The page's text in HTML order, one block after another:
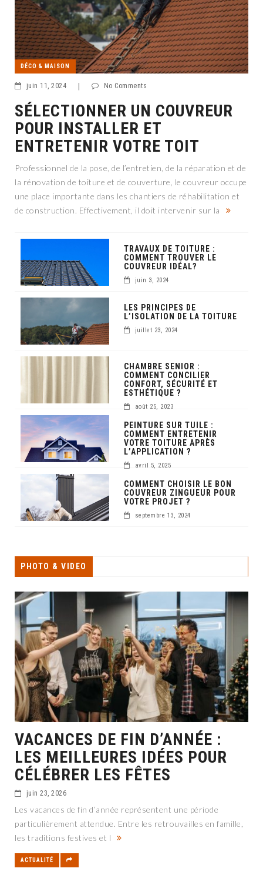
DÉCO & MAISON
juin 11, 2024 No Comments
SÉLECTIONNER UN COUVREUR
POUR INSTALLER ET
ENTRETENIR VOTRE TOIT
Professionnel de la pose, de l’entretien, de la réparation et de
la rénovation de toiture et de couverture, le couvreur occupe
une place importante dans les chantiers de réhabilitation et
de construction. Effectivement, il doit intervenir sur la
TRAVAUX DE TOITURE :
COMMENT TROUVER LE
COUVREUR IDÉAL?
juin 3, 2024
LES PRINCIPES DE
L’ISOLATION DE LA TOITURE
juillet 23, 2024
CHAMBRE SENIOR :
COMMENT CONCILIER
CONFORT, SÉCURITÉ ET
ESTHÉTIQUE ?
août 25, 2023
PEINTURE SUR TUILE :
COMMENT ENTRETENIR
VOTRE TOITURE APRÈS
L’APPLICATION ?
avril 5, 2025
COMMENT CHOISIR LE BON
COUVREUR ZINGUEUR POUR
VOTRE PROJET ?
septembre 13, 2024
PHOTO & VIDEO
VACANCES DE FIN D’ANNÉE :
LES MEILLEURES IDÉES POUR
CÉLÉBRER LES FÊTES
juin 23, 2026
Les vacances de fin d’année représentent une période
particulièrement attendue. Entre les retrouvailles en famille,
les traditions festives et l
ACTUALITÉ